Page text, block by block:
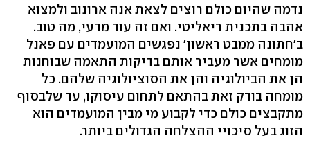
נדמה שהיום כולם רוצים לצאת אנה ארונוב ולמצוא
אהבה בתכנית ריאליטי. ואם זה עוד מדעי, מה טוב.
ב'חתונה ממבט ראשון' נפגשים המועמדים עם פאנל
מומחים אשר מעביר אותם בדיקות התאמה שבוחנות
הן את הביולוגיה והן את הסוציולוגיה שלהם. כל
מומחה בודק זאת בהתאם לתחום עיסוקו, עד שלבסוף
מתקבצים כולם כדי לקבוע מי מבין המועמדים הוא
הזוג בעל סיכויי ההצלחה הגדולים ביותר.